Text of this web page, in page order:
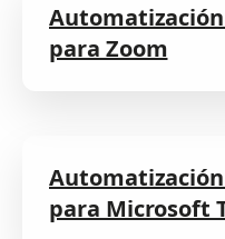
para Zoom
para Microsoft